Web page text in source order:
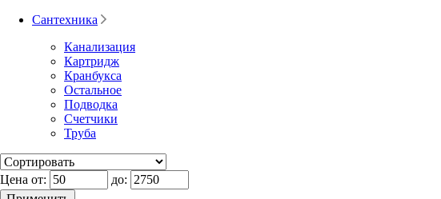
Сантехника
Канализация
Картридж
Кранбукса
Остальное
Подводка
Счетчики
Труба
Цена от: до: